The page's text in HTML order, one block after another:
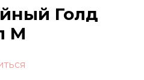
Голд
M